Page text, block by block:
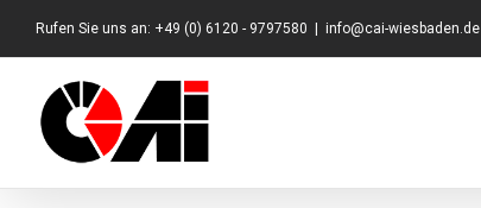
Inhalt
springen
Rufen Sie uns an: +49 (0) 6120 - 9797580 info@cai-wiesbaden.de